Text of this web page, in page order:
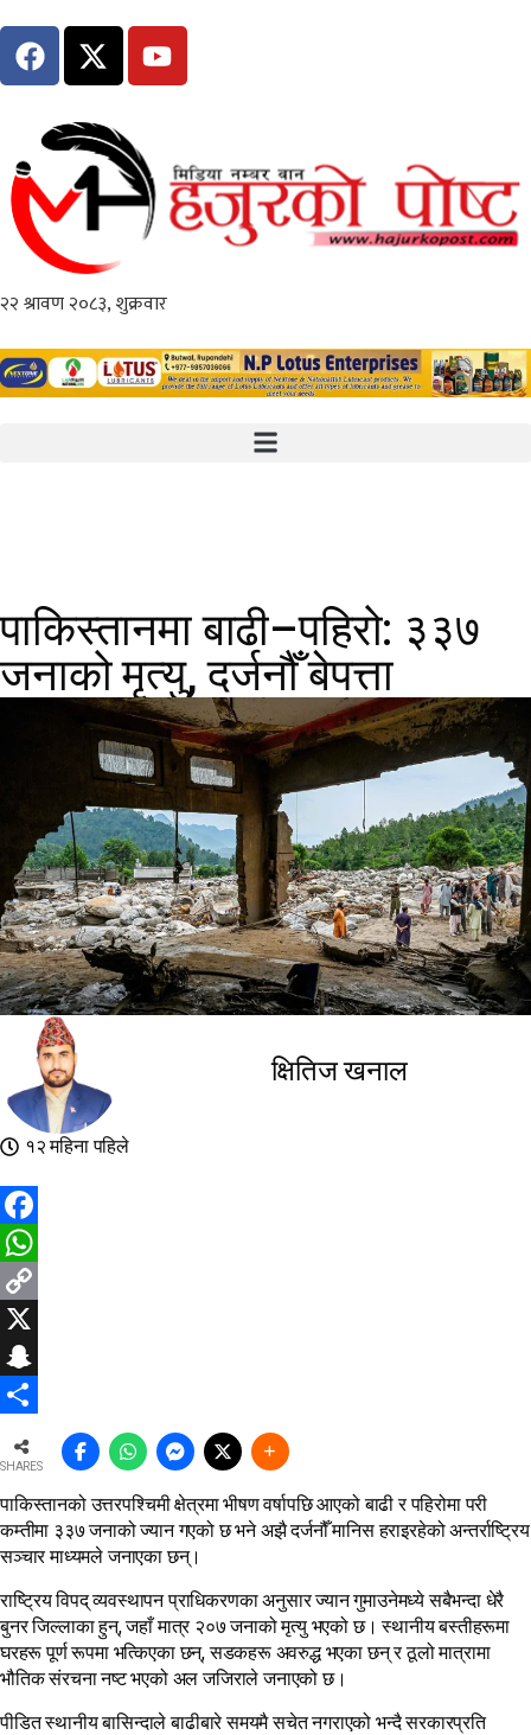
पाकिस्तानमा बाढी–पहिरो: ३३७
जनाको मृत्यु, दर्जनौँ बेपत्ता
क्षितिज खनाल
१२ महिना पहिले
Facebook
WhatsApp
Copy
Link
X
Snapchat
SHARES
पाकिस्तानको उत्तरपश्चिमी क्षेत्रमा भीषण वर्षापछि आएको बाढी र पहिरोमा परी
कम्तीमा ३३७ जनाको ज्यान गएको छ भने अझै दर्जनौँ मानिस हराइरहेको अन्तर्राष्ट्रिय
सञ्चार माध्यमले जनाएका छन्।
राष्ट्रिय विपद् व्यवस्थापन प्राधिकरणका अनुसार ज्यान गुमाउनेमध्ये सबैभन्दा धेरै
बुनर जिल्लाका हुन्, जहाँ मात्र २०७ जनाको मृत्यु भएको छ। स्थानीय बस्तीहरूमा
घरहरू पूर्ण रूपमा भत्किएका छन्, सडकहरू अवरुद्ध भएका छन् र ठूलो मात्रामा
भौतिक संरचना नष्ट भएको अल जजिराले जनाएको छ।
पीडित स्थानीय बासिन्दाले बाढीबारे समयमै सचेत नगराएको भन्दै सरकारप्रति